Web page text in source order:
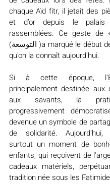
chaque Aïd fitr, il jetait des
et d’or depuis le palais
rassemblées. Ce geste de
(التوسعة )a marqué le début de l'Eidiya telle
qu'on la connaît aujourd'hui.
Si à cette époque,
principalement destinée aux
aux savants, la
progressivement
devenue un symbole de
de solidarité.
surtout un moment de
enfants, qui reçoivent de
cadeaux matériels,
tradition née sous les